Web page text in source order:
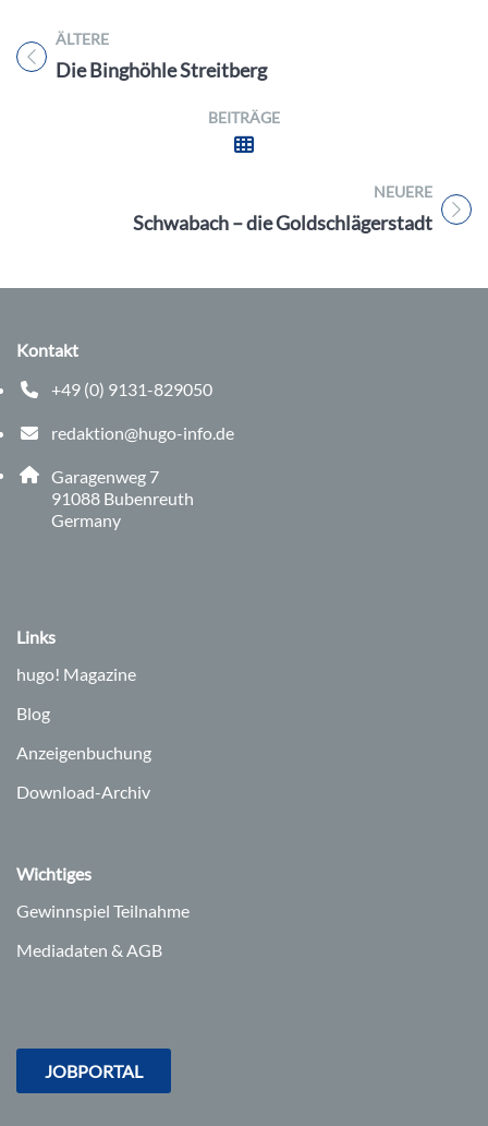
ÄLTERE
Titel für Beitrag
Die Binghöhle Streitberg
BEITRÄGE
NEUERE
Titel für Beitrag
Schwabach – die Goldschlägerstadt
Kontakt
+49 (0) 9131-829050
Telefonnummer: 0 9 1 3 1 8 2 9 0 5 0
redaktion@hugo-info.de
E-Mail Adresse: redaktion@hugo-info.de
Adresse:
Garagenweg 7
91088 , 9 1 0 8 8
Bubenreuth
Germany
Links
hugo! Magazine
Blog
Anzeigenbuchung
Download-Archiv
Wichtiges
Gewinnspiel Teilnahme
Mediadaten & AGB
JOBPORTAL